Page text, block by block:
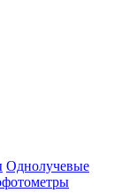
Однолучевые